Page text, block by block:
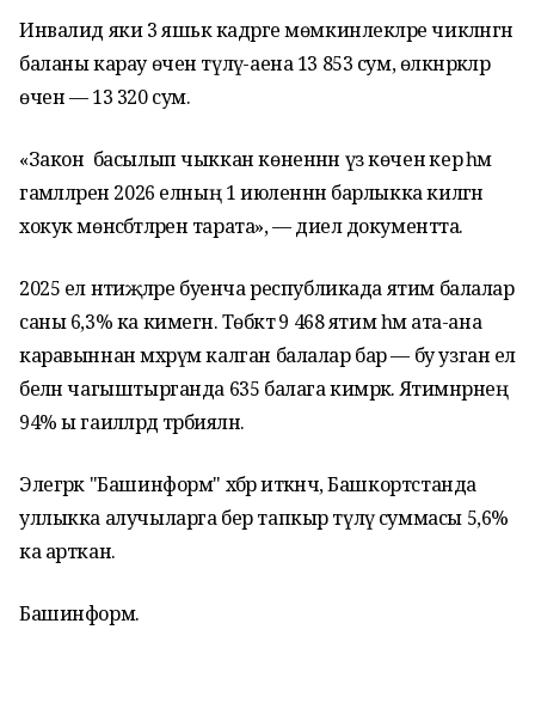
Инвалид яки 3 яшькә кадәрге мөмкинлекләре чикләнгән
баланы карау өчен түләү-аена 13 853 сум, өлкәнрәкләр
өчен — 13 320 сум.
«Закон басылып чыккан көненнән үз көченә керә һәм
гамәлләрен 2026 елның 1 июленнән барлыкка килгән
хокук мөнәсәбәтләренә тарата», — диелә документта.
2025 ел нәтиҗәләре буенча республикада ятим балалар
саны 6,3% ка кимегән. Төбәктә 9 468 ятим һәм ата-ана
каравыннан мәхрүм калган балалар бар — бу узган ел
белән чагыштырганда 635 балага кимрәк. Ятимнәрнең
94% ы гаиләләрдә тәрбияләнә.
Элегрәк "Башинформ" хәбәр иткәнчә, Башкортстанда
уллыкка алучыларга бер тапкыр түләү суммасы 5,6%
ка арткан.
Башинформ.